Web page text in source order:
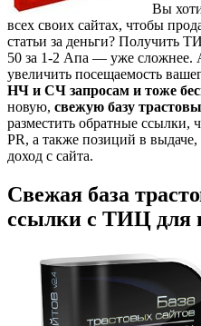
Вы
всех своих сайтах, чтобы
статьи за деньги?
50 за 1-2 Апа — уже сложнее.
увеличить посещаемость
НЧ и СЧ запросам и тоже
новую, свежую базу
разместить обратные ссылки,
PR, а также позиций в
доход с сайта.
Свежая база
ссылки с ТИЦ для